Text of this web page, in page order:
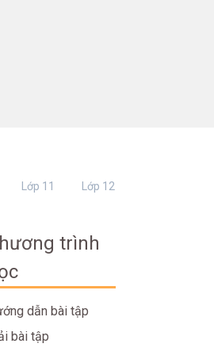
Lớp 11 Lớp 12
trình
dẫn bài tập
bài tập